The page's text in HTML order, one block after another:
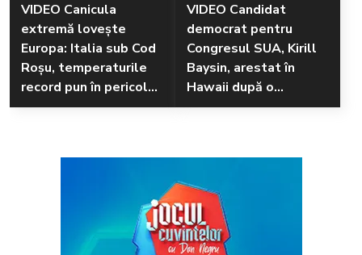
VIDEO Canicula
extremă lovește
Europa: Italia sub Cod
Roșu, temperaturile
record pun în pericol
sănătatea și mediul
VIDEO Candidat
democrat pentru
Congresul SUA, Kirill
Baysin, arestat în
Hawaii după o
altercație violentă pe